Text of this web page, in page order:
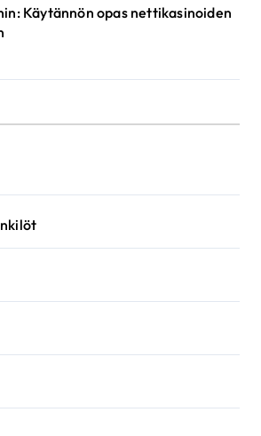
Käytännön opas nettikasinoiden